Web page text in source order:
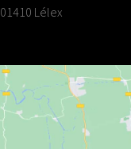
01410 Lélex